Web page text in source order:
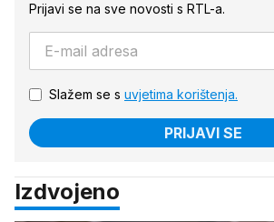
Prijavi se na sve novosti s RTL-a.
Slažem se s uvjetima korištenja.
PRIJAVI SE
Izdvojeno